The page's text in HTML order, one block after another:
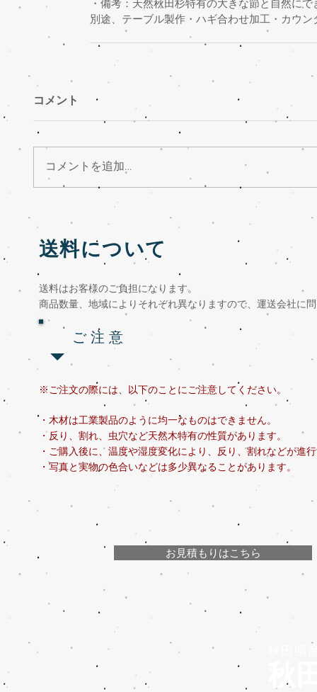
・備考：天然秋田杉特有の大きな節と自然に
別途、テーブル製作・ハギ合わせ加工・カウ
コメント
コメントを追加…
送料について
送料はお客様のご負担になります。
商品数量、地域によりそれぞれ異なりますので、運送会社に
ご 注 意
※ご注文の際には、以下のことにご注意してください。
・木材は工業製品のように均一なものはできません。
・反り、割れ、虫穴など天然木特有の性質があります。
・ご購入後に、温度や湿度変化により、反り、割れなどが進
​・写真と実物の色合いなどは多少異なることがあります。
お見積もりはこちら
秋